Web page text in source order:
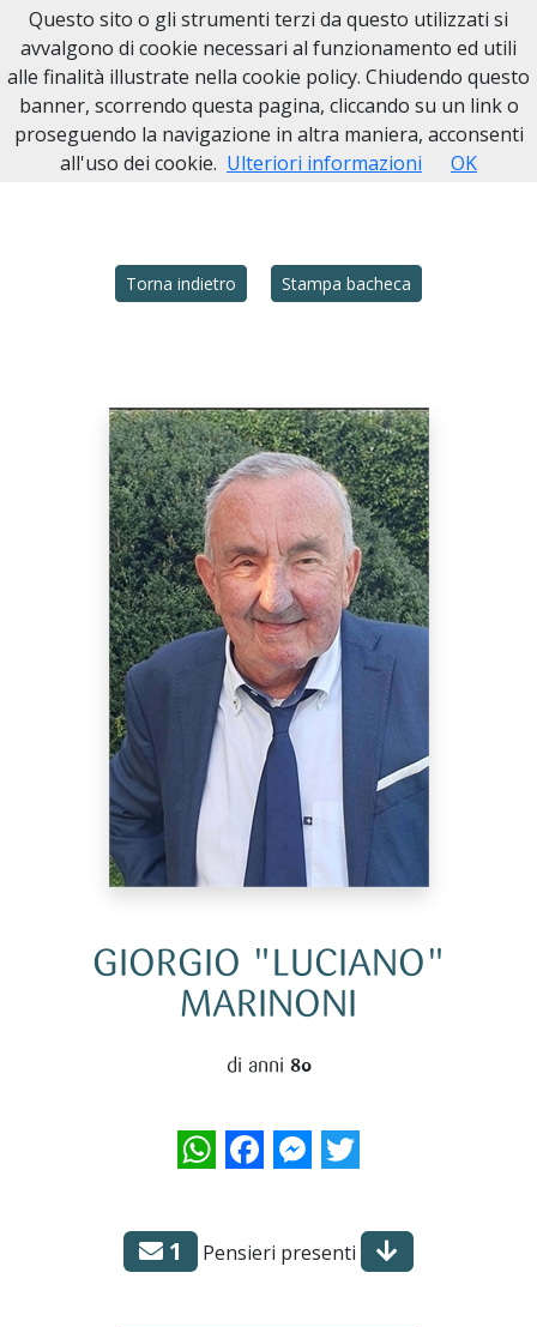
Home Necrologi Italia MI
Legnano
GIORGIO "LUCIANO" MARINONI
Torna indietro Stampa bacheca
GIORGIO "LUCIANO"
MARINONI
di anni 80
WhatsAppFacebookMessenger
Twitter
1 Pensieri presenti
Questo sito o gli strumenti terzi da questo utilizzati si
avvalgono di cookie necessari al funzionamento ed utili
alle finalità illustrate nella cookie policy. Chiudendo questo
banner, scorrendo questa pagina, cliccando su un link o
proseguendo la navigazione in altra maniera, acconsenti
all'uso dei cookie. Ulteriori informazioni OK